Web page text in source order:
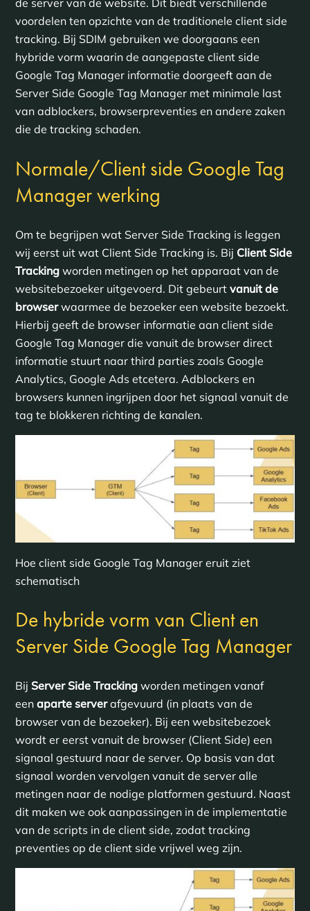
voordelen ten opzichte van de traditionele client side
tracking. Bij SDIM gebruiken we doorgaans een
hybride vorm waarin de aangepaste client side
Google Tag Manager informatie doorgeeft aan de
Server Side Google Tag Manager met minimale last
van adblockers, browserpreventies en andere zaken
die de tracking schaden.
Normale/Client side Google Tag
Manager werking
Om te begrijpen wat Server Side Tracking is leggen
wij eerst uit wat Client Side Tracking is. Bij Client Side
Trackingworden metingen op het apparaat van de
websitebezoeker uitgevoerd. Dit gebeurt vanuit de
browserwaarmee de bezoeker een website bezoekt.
Hierbij geeft de browser informatie aan client side
Google Tag Manager die vanuit de browser direct
informatie stuurt naar third parties zoals Google
Analytics, Google Ads etcetera. Adblockers en
browsers kunnen ingrijpen door het signaal vanuit de
tag te blokkeren richting de kanalen.
Hoe client side Google Tag Manager eruit ziet
schematisch
De hybride vorm van Client en
Server Side Google Tag Manager
Bij Server Side Trackingworden metingen vanaf
een aparte serverafgevuurd (in plaats van de
browser van de bezoeker). Bij een websitebezoek
wordt er eerst vanuit de browser (Client Side) een
signaal gestuurd naar de server. Op basis van dat
signaal worden vervolgen vanuit de server alle
metingen naar de nodige platformen gestuurd. Naast
dit maken we ook aanpassingen in de implementatie
van de scripts in de client side, zodat tracking
preventies op de client side vrijwel weg zijn.